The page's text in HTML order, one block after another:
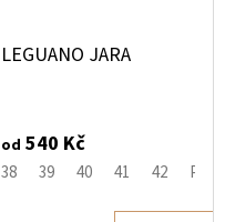
LEGUANO JARA
od 540 Kč
38 39 40 41 42